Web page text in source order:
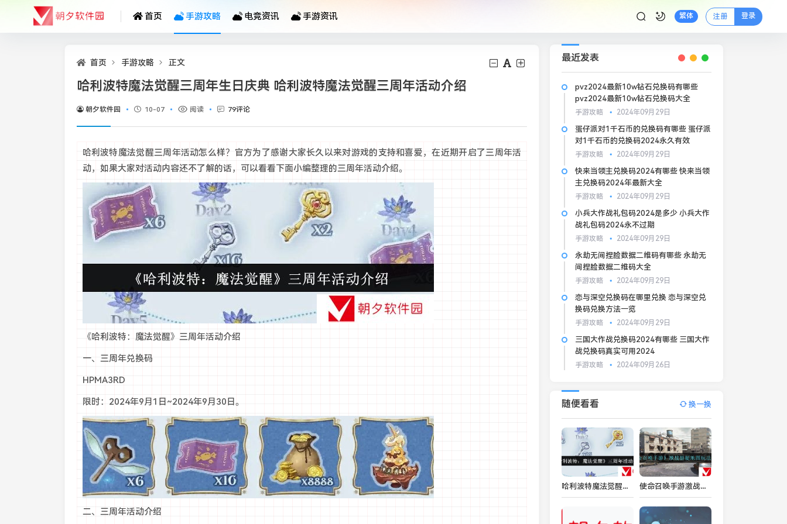
首页 手游攻略 电竞资讯 手游资讯 繁体 注册 登录
首页 手游攻略 正文
哈利波特魔法觉醒三周年生日庆典 哈利波特魔法觉醒三周年活动介绍
朝夕软件园 10-07 阅读 79评论
哈利波特魔法觉醒三周年活动怎么样？官方为了感谢大家长久以来对游戏的支持和喜爱，在近期开启了三周年活
动，如果大家对活动内容还不了解的话，可以看看下面小编整理的三周年活动介绍。
《哈利波特：魔法觉醒》三周年活动介绍
一、三周年兑换码
HPMA3RD
限时：2024年9月1日~2024年9月30日。
二、三周年活动介绍
最近发表
pvz2024最新10w钻石兑换码有哪些
pvz2024最新10w钻石兑换码大全
手游攻略 2024年09月29日
蛋仔派对1千石币的兑换码有哪些 蛋仔派
对1千石币的兑换码2024永久有效
手游攻略 2024年09月29日
快来当领主兑换码2024有哪些 快来当领
主兑换码2024年最新大全
手游攻略 2024年09月29日
小兵大作战礼包码2024是多少 小兵大作
战礼包码2024永不过期
手游攻略 2024年09月29日
永劫无间捏脸数据二维码有哪些 永劫无
间捏脸数据二维码大全
手游攻略 2024年09月29日
恋与深空兑换码在哪里兑换 恋与深空兑
换码兑换方法一览
手游攻略 2024年09月29日
三国大作战兑换码2024有哪些 三国大作
战兑换码真实可用2024
手游攻略 2024年09月26日
随便看看 换一换
哈利波特魔法觉醒三周年生日庆典 哈利波特魔法觉醒三周年活动介绍 使命召唤手游激战游艇怎么玩法-激战游艇地图玩法攻略